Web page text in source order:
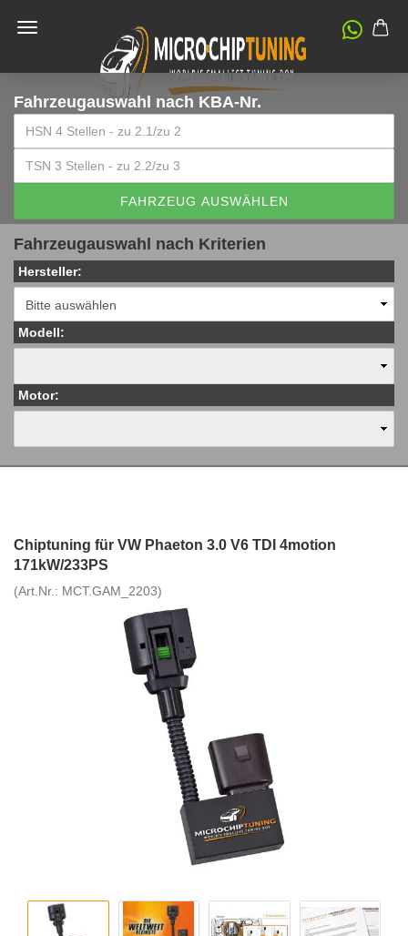
Fahrzeugauswahl nach KBA-Nr.
FAHRZEUG AUSWÄHLEN
Fahrzeugauswahl nach Kriterien
Hersteller:
Modell:
Motor:
Chiptuning für VW Phaeton 3.0 V6 TDI 4motion
171kW/233PS
(Art.Nr.: MCT.GAM_2203)